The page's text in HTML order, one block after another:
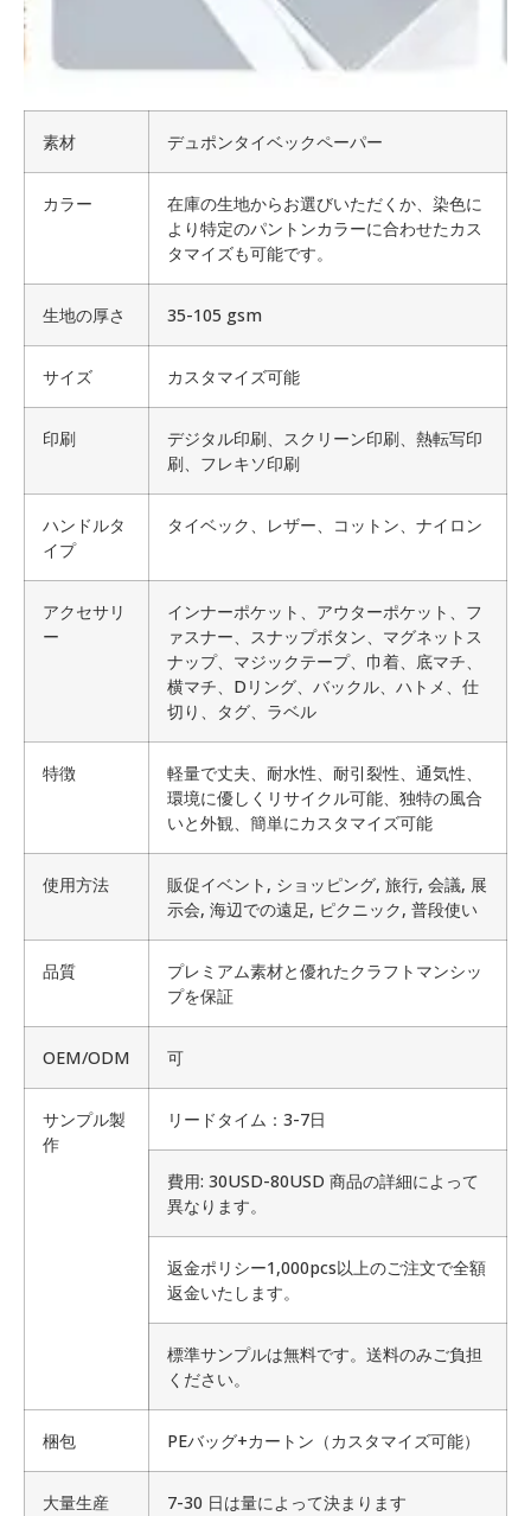
素材 デュポンタイベックペーパー
カラー
在庫の生地からお選びいただくか、染色に
より特定のパントンカラーに合わせたカス
タマイズも可能です。
生地の厚さ 35-105 gsm
サイズ カスタマイズ可能
印刷
デジタル印刷、スクリーン印刷、熱転写印
刷、フレキソ印刷
ハンドルタ
イプ
タイベック、レザー、コットン、ナイロン
アクセサリ
ー
インナーポケット、アウターポケット、フ
ァスナー、スナップボタン、マグネットス
ナップ、マジックテープ、巾着、底マチ、
横マチ、Dリング、バックル、ハトメ、仕
切り、タグ、ラベル
特徴
軽量で丈夫、耐水性、耐引裂性、通気性、
環境に優しくリサイクル可能、独特の風合
いと外観、簡単にカスタマイズ可能
使用方法
販促イベント, ショッピング, 旅行, 会議, 展
示会, 海辺での遠足, ピクニック, 普段使い
品質
プレミアム素材と優れたクラフトマンシッ
プを保証
OEM/ODM 可
サンプル製
作
リードタイム：3-7日
費用: 30USD-80USD 商品の詳細によって
異なります。
返金ポリシー1,000pcs以上のご注文で全額
返金いたします。
標準サンプルは無料です。送料のみご負担
ください。
梱包 PEバッグ+カートン（カスタマイズ可能）
大量生産 7-30 日は量によって決まります